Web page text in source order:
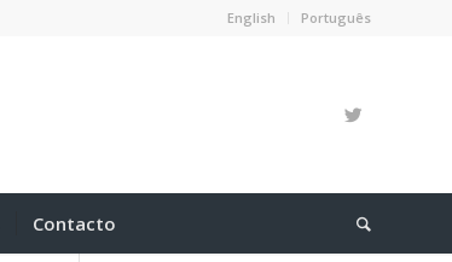
English Português
Contacto